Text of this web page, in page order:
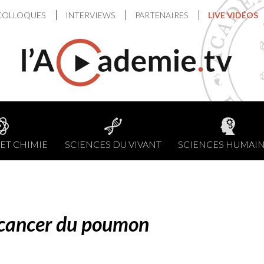
INTERVIEWS PARTENAIRES LIVE VIDÉOS
CHIMIE SCIENCES DU VIVANT SCIENCES
du poumon